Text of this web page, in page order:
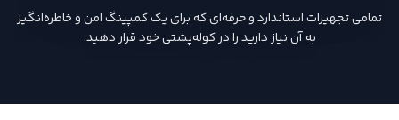
تمامی تجهیزات استاندارد و حرفه‌ای که برای یک کمپینگ امن و خاطره‌انگیز
به آن نیاز دارید را در کوله‌پشتی خود قرار دهید.